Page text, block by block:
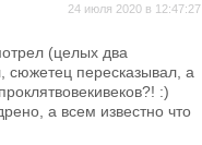
24 июля 2020 в 12:47:27
(целых два
сюжетец пересказывал, а
:)
а всем известно что